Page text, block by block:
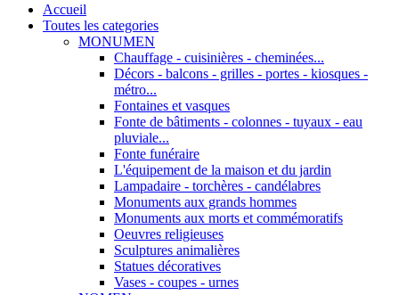
Accueil
Toutes les categories
MONUMEN
Chauffage - cuisinières - cheminées...
Décors - balcons - grilles - portes - kiosques -
métro...
Fontaines et vasques
Fonte de bâtiments - colonnes - tuyaux - eau
pluviale...
Fonte funéraire
L'équipement de la maison et du jardin
Lampadaire - torchères - candélabres
Monuments aux grands hommes
Monuments aux morts et commémoratifs
Oeuvres religieuses
Sculptures animalières
Statues décoratives
Vases - coupes - urnes